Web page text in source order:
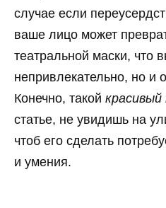
случае если
ваше лицо может
театральной маски, что
непривлекательно, но и
Конечно, такой
статье, не увидишь на
чтоб его сделать
и умения.